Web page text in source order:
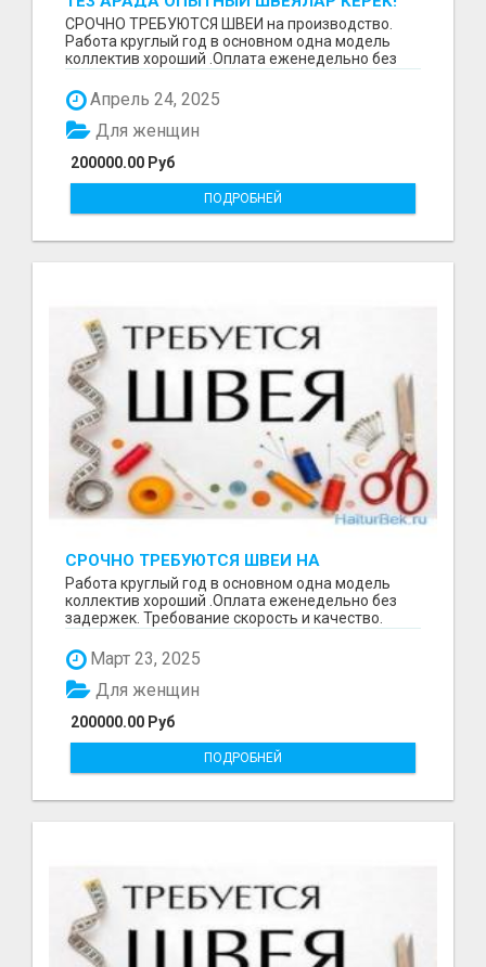
СРОЧНО ТРЕБУЮТСЯ ШВЕИ на производство.
Работа круглый год в основном одна модель
коллектив хороший .Оплата еженедельно без
Апрель 24, 2025
200000.00 Руб
Для женщин
ПОДРОБНЕЙ
СРОЧНО ТРЕБУЮТСЯ ШВЕИ НА
ПРОИЗВОДСТВО
Работа круглый год в основном одна модель
коллектив хороший .Оплата еженедельно без
задержек. Требование скорость и качество.
Март 23, 2025
200000.00 Руб
Для женщин
ПОДРОБНЕЙ